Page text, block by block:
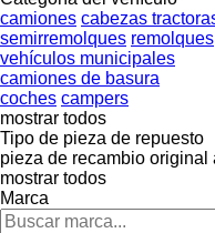
camiones cabezas
semirremolques remolques
vehículos municipales
camiones de basura
coches campers
mostrar todos
Tipo de pieza de repuesto
pieza de recambio original
mostrar todos
Marca